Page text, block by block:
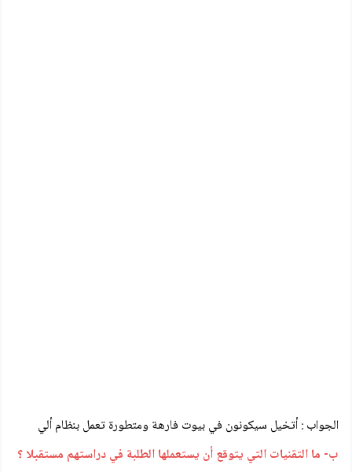
الجواب : أتخيل سيكونون في بيوت فارهة ومتطورة تعمل بنظام ألي
ب- ما التقنيات التي يتوقع أن يستعملها الطلبة في دراستهم مستقبلا ؟